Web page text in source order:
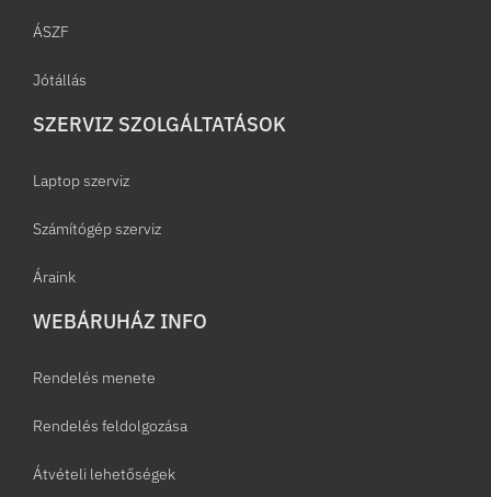
ÁSZF
Jótállás
SZERVIZ SZOLGÁLTATÁSOK
Laptop szerviz
Számítógép szerviz
Áraink
WEBÁRUHÁZ INFO
Rendelés menete
Rendelés feldolgozása
Átvételi lehetőségek